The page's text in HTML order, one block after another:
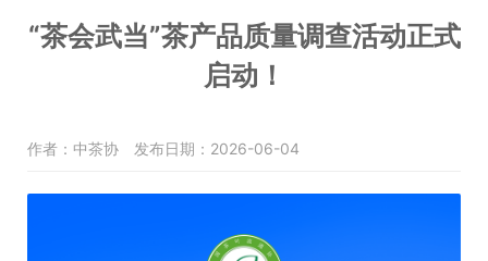
“茶会武当”茶产品质量调查活动正式
启动！
作者：中茶协 发布日期：2026-06-04